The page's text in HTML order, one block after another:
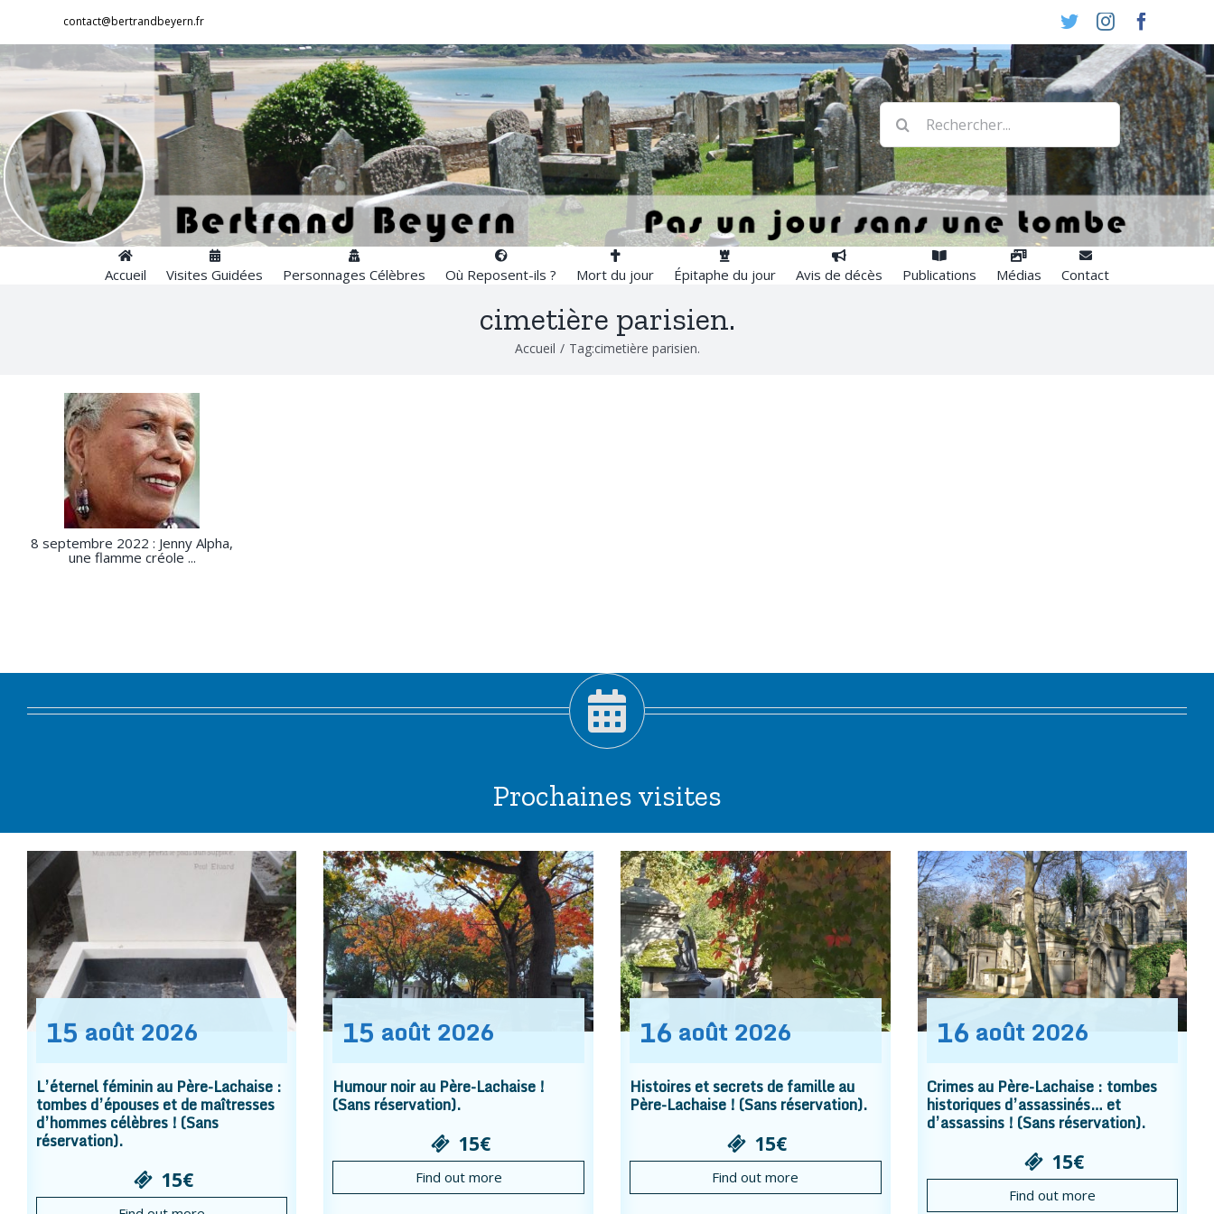
contenu
contact@bertrandbeyern.fr TwitterInstagram
Rechercher:
Accueil Visites Guidées Personnages Célèbres Où Reposent-ils ? Mort du jour Épitaphe du jour Avis de décès Publications Médias Contact
cimetière parisien.
Accueil / Tag:cimetière parisien.
8 septembre 2022 : Jenny Alpha,
une flamme créole ...
Prochaines visites
15 août 2026
L’éternel féminin au Père-Lachaise :
tombes d’épouses et de maîtresses
d’hommes célèbres ! (Sans
réservation).
15€
15 août 2026
Humour noir au Père-Lachaise !
(Sans réservation).
15€
Find out more
16 août 2026
Histoires et secrets de famille au
Père-Lachaise ! (Sans réservation).
15€
Find out more
16 août 2026
Crimes au Père-Lachaise : tombes
historiques d’assassinés… et
d’assassins ! (Sans réservation).
15€
Find out more